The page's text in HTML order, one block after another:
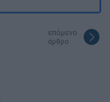
επόμενο
άρθρο